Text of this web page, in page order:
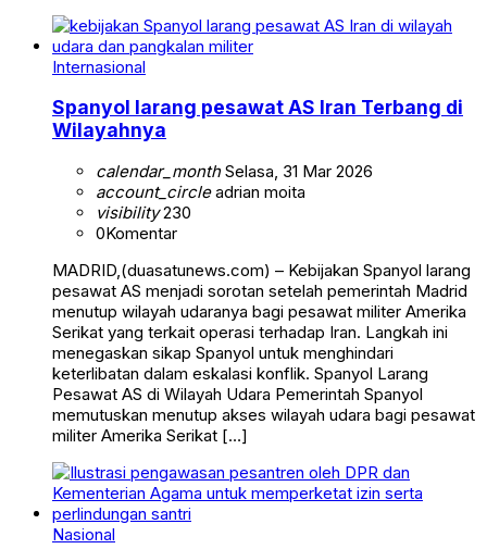
Internasional
Spanyol larang pesawat AS Iran Terbang di
Wilayahnya
calendar_monthSelasa, 31 Mar 2026
account_circleadrian moita
visibility230
0Komentar
MADRID,(duasatunews.com) – Kebijakan Spanyol larang
pesawat AS menjadi sorotan setelah pemerintah Madrid
menutup wilayah udaranya bagi pesawat militer Amerika
Serikat yang terkait operasi terhadap Iran. Langkah ini
menegaskan sikap Spanyol untuk menghindari
keterlibatan dalam eskalasi konflik. Spanyol Larang
Pesawat AS di Wilayah Udara Pemerintah Spanyol
memutuskan menutup akses wilayah udara bagi pesawat
militer Amerika Serikat […]
Nasional